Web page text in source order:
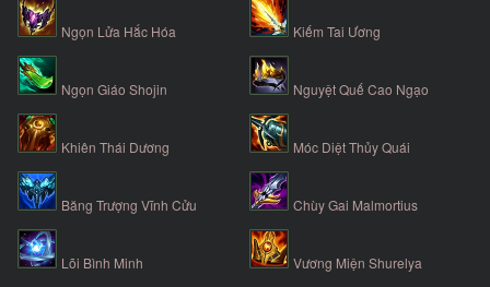
Ngọn Lửa Hắc Hóa Kiếm Tai Ương
Ngọn Giáo Shojin Nguyệt Quế Cao Ngạo
Khiên Thái Dương Móc Diệt Thủy Quái
Băng Trượng Vĩnh Cửu Chùy Gai Malmortius
Lõi Bình Minh Vương Miện Shurelya